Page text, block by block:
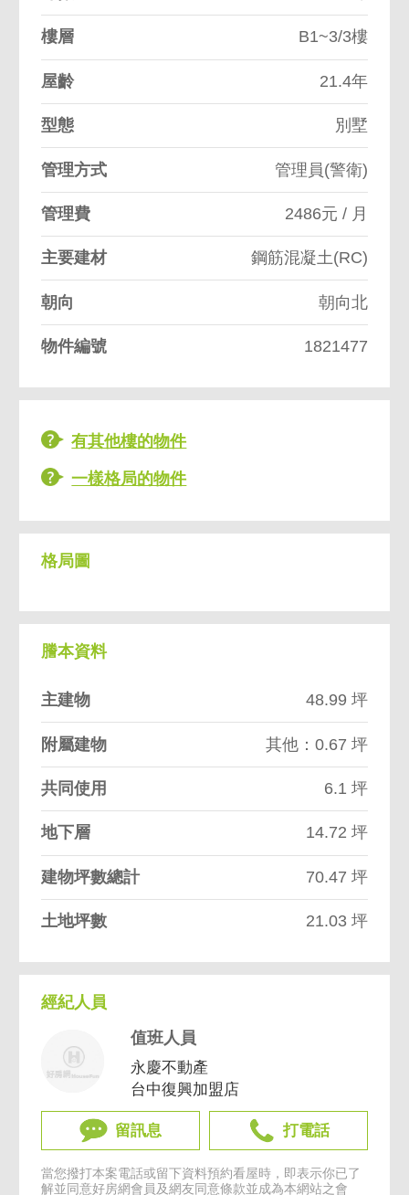
樓層 B1~3/3樓
屋齡 21.4年
型態 別墅
管理方式 管理員(警衛)
管理費 2486元 / 月
主要建材 鋼筋混凝土(RC)
朝向 朝向北
物件編號 1821477
有其他樓的物件
一樣格局的物件
格局圖
謄本資料
主建物 48.99 坪
附屬建物 其他：0.67 坪
共同使用 6.1 坪
地下層 14.72 坪
建物坪數總計 70.47 坪
土地坪數 21.03 坪
經紀人員
值班人員
永慶不動產
台中復興加盟店
留訊息 打電話
當您撥打本案電話或留下資料預約看屋時，即表示你已了
解並同意好房網會員及網友同意條款並成為本網站之會